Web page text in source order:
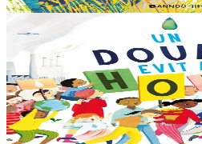
Er stok13,00 €
Bannoù-heol
Un douar evit an holl
Bras-divent eo hor planedenn ha
deus ouzhin hag ouzhit. Reiñ da
den war hor planedenn a ra al levr